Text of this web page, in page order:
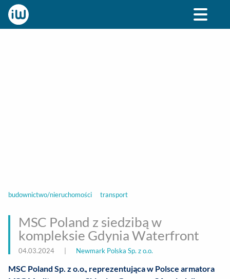
budownictwo/nieruchomości transport
MSC Poland z siedzibą w
kompleksie Gdynia Waterfront
04.03.2024 Newmark Polska Sp. z o.o.
MSC Poland Sp. z o.o., reprezentująca w Polsce armatora